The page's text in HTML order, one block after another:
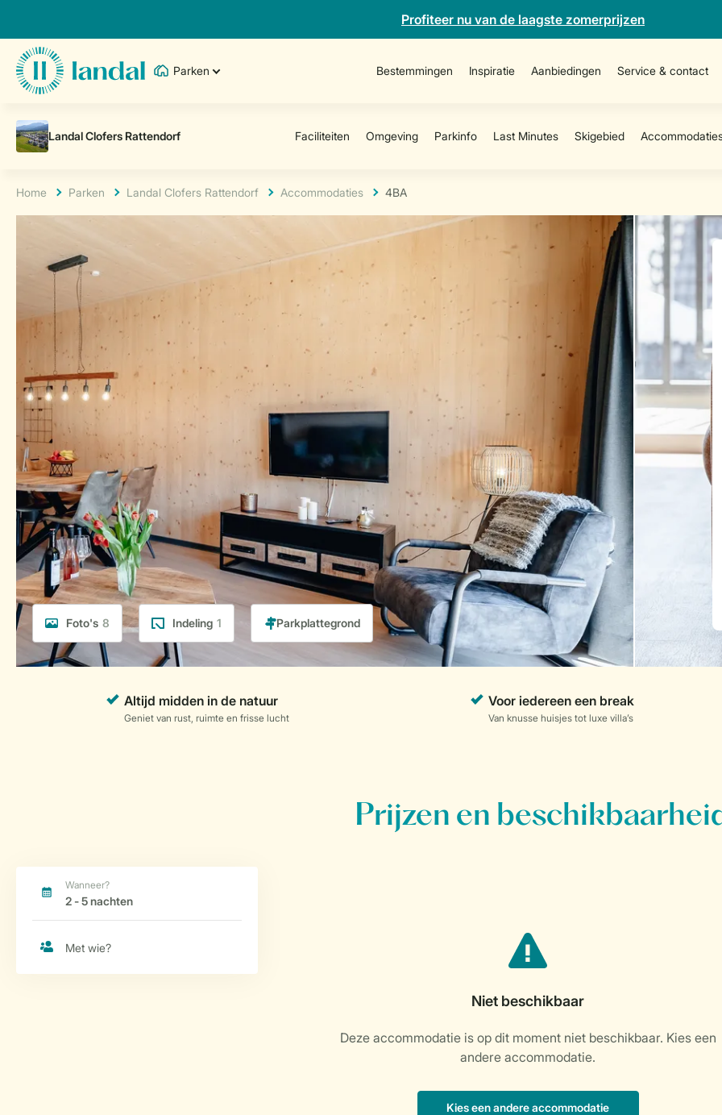
Profiteer nu van de laagste zomerprijzen
Parken Bestemmingen Inspiratie Aanbiedingen Service & contact
Home Parken Landal Clofers Rattendorf Accommodaties 4BA
Foto's 8 Indeling 1
Prijzen en